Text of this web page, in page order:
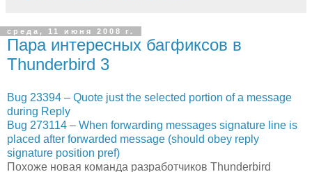
среда, 11 июня 2008 г.
Пара интересных багфиксов в
Thunderbird 3
Bug 23394 – Quote just the selected portion of a message
during Reply
Bug 273114 – When forwarding messages signature line is
placed after forwarded message (should obey reply
signature position pref)
Похоже новая команда разработчиков Thunderbird